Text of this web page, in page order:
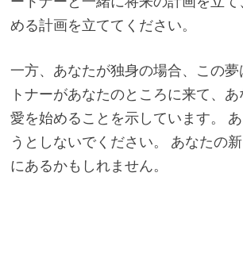
める計画を立ててください。
一方、あなたが独身の場合、この
トナーがあなたのところに来て、
愛を始めることを示しています。
うとしないでください。 あなたの
にあるかもしれません。